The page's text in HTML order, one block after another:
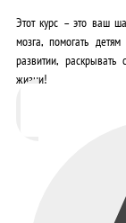
Этот курс – это ваш
мозга, помогать
развитии,
жизни!